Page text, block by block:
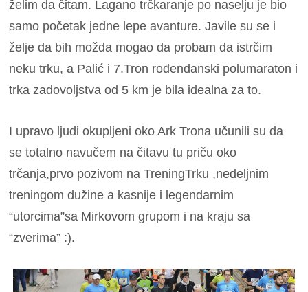
želim da čitam. Lagano trčkaranje po naselju je bio
samo početak jedne lepe avanture. Javile su se i
želje da bih možda mogao da probam da istrčim
neku trku, a Palić i 7.Tron rođendanski polumaraton i
trka zadovoljstva od 5 km je bila idealna za to.
I upravo ljudi okupljeni oko Ark Trona učunili su da
se totalno navučem na čitavu tu priču oko
trčanja,prvo pozivom na TreningTrku ,nedeljnim
treningom dužine a kasnije i legendarnim
“utorcima”sa Mirkovom grupom i na kraju sa
“zverima” :).